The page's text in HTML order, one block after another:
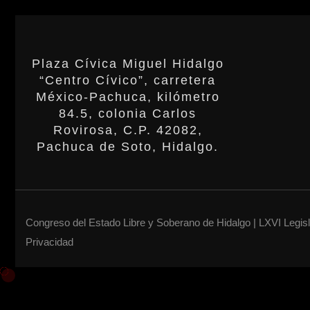
Plaza Cívica Miguel Hidalgo
“Centro Cívico”, carretera
México-Pachuca, kilómetro
84.5, colonia Carlos
Rovirosa, C.P. 42082,
Pachuca de Soto, Hidalgo.
Congreso del Estado Libre y Soberano de Hidalgo | LXVI
Privacidad